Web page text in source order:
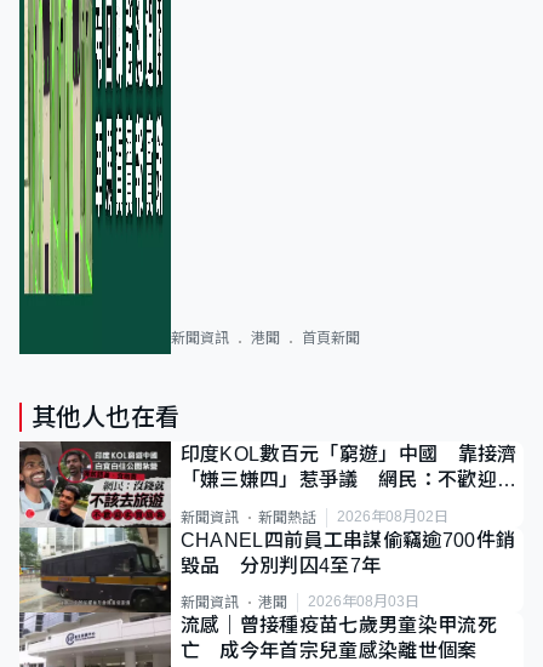
新聞資訊 港聞 首頁新聞
其他人也在看
印度KOL數百元「窮遊」中國 靠接濟
「嫌三嫌四」惹爭議 網民：不歡迎劣
質旅客
新聞資訊 新聞熱話 2026年08月02日
CHANEL四前員工串謀偷竊逾700件銷
毀品 分別判囚4至7年
新聞資訊 港聞 2026年08月03日
流感｜曾接種疫苗七歲男童染甲流死
亡 成今年首宗兒童感染離世個案